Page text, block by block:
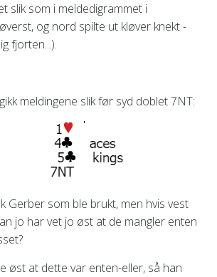
slik som i meldedigrammet i
og nord spilte ut kløver knekt -
fjorten...).
meldingene slik før syd doblet 7NT:
Gerber som ble brukt, men hvis vest
jo har vet jo øst at de mangler enten
øst at dette var enten-eller, så han